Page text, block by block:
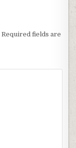
Required fields are